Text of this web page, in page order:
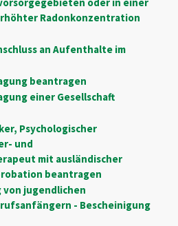
Radonkonzentration
an Aufenthalte im
beantragen
einer Gesellschaft
Psychologischer
und
mit ausländischer
beantragen
jugendlichen
- Bescheinigung